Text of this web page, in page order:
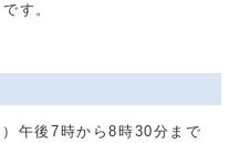
す。
午後7時から8時30分まで